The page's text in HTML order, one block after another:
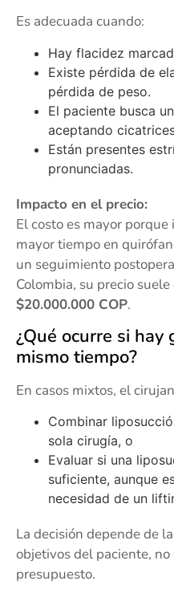
Es adecuada cuando:
Hay flacidez
Existe pérdida de
pérdida de peso.
El paciente busca
aceptando
Están presentes
pronunciadas.
Impacto en el precio:
El costo es mayor
mayor tiempo en
un seguimiento
Colombia, su precio
$20.000.000 COP.
¿Qué ocurre si hay
mismo tiempo?
En casos mixtos, el
Combinar
sola cirugía, o
Evaluar si una
suficiente, aunque
necesidad de un
La decisión depende de
objetivos del paciente,
presupuesto.